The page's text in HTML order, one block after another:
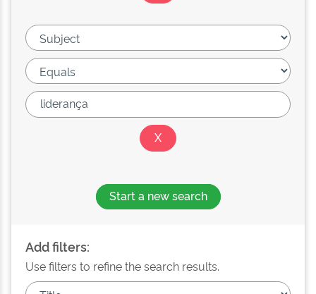
Start a new search
Add filters:
Use filters to refine the search results.